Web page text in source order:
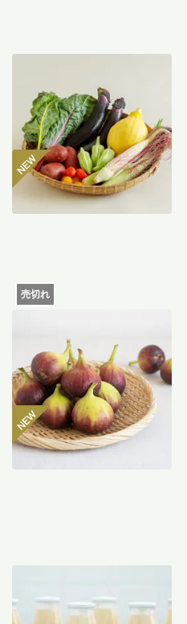
2,980円
売切れ
ームのいちじく 12個入り
（特栽相当）
送料込
甘酒すぱっしゅ